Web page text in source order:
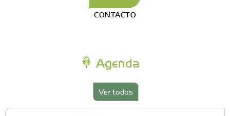
CONTACTO
Agenda
Ver todos